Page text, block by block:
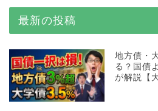
最新の投稿
地方債・
る？国債
が解説【